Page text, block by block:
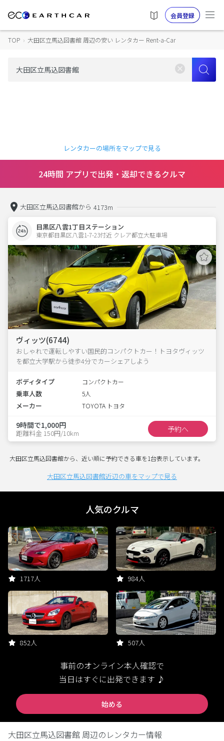
会員登録
TOP › 大田区立馬込図書館 周辺の安い レンタカー Rent-a-Car
レンタカーの場所をマップで見る
24時間 アプリで出発・返却できるクルマ
大田区立馬込図書館から 4173m
目黒区八雲1丁目ステーション
東京都目黒区八雲1-7-23付近 クレア都立大駐車場
ヴィッツ(6744)
おしゃれで運転しやすい国民的コンパクトカー！トヨタヴィッツ
を都立大学駅から徒歩4分でカーシェアしよう
ボディタイプ コンパクトカー
乗車人数 5人
メーカー TOYOTA トヨタ
9時間で1,000円
距離料金 150円/10km 予約へ
大田区立馬込図書館から、近い順に予約できる車を1台表示しています。
大田区立馬込図書館近辺の車をマップで見る
人気のクルマ
1717人 984人
852人 507人
事前のオンライン本人確認で
当日はすぐに出発できます ♪
始める
大田区立馬込図書館 周辺のレンタカー情報